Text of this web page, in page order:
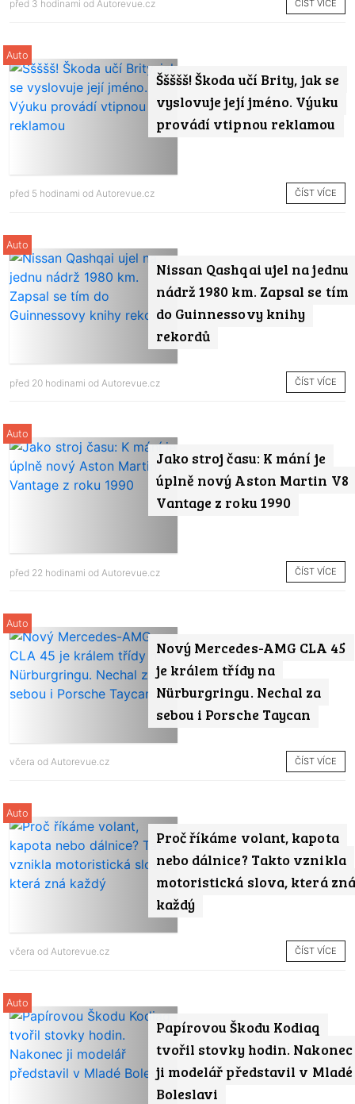
před 3 hodinami od Autorevue.cz ČÍST VÍCE
Ššššš! Škoda učí Brity, jak se
vyslovuje její jméno. Výuku
provádí vtipnou reklamou
Auto
před 5 hodinami od Autorevue.cz ČÍST VÍCE
Nissan Qashqai ujel na jednu
nádrž 1980 km. Zapsal se tím
do Guinnessovy knihy
rekordů
Auto
před 20 hodinami od Autorevue.cz ČÍST VÍCE
Jako stroj času: K mání je
úplně nový Aston Martin V8
Vantage z roku 1990
Auto
před 22 hodinami od Autorevue.cz ČÍST VÍCE
Nový Mercedes-AMG CLA 45
je králem třídy na
Nürburgringu. Nechal za
sebou i Porsche Taycan
Auto
včera od Autorevue.cz ČÍST VÍCE
Proč říkáme volant, kapota
nebo dálnice? Takto vznikla
motoristická slova, která zná
každý
Auto
včera od Autorevue.cz ČÍST VÍCE
Papírovou Škodu Kodiaq
tvořil stovky hodin. Nakonec
ji modelář představil v Mladé
Boleslavi
Auto